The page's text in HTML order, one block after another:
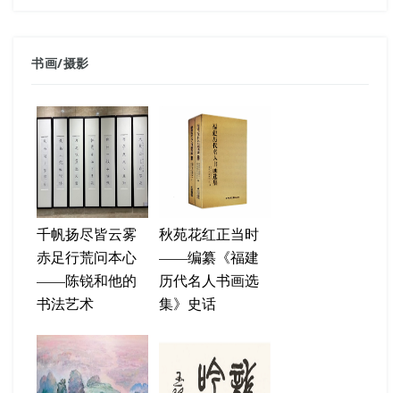
书画/摄影
千帆扬尽皆云雾
赤足行荒问本心
——陈锐和他的
书法艺术
秋苑花红正当时
——编纂《福建
历代名人书画选
集》史话